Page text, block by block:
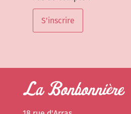
S'inscrire
La Bonbonnière